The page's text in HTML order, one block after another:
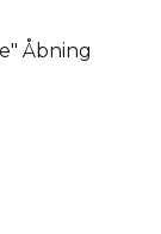
Åbning